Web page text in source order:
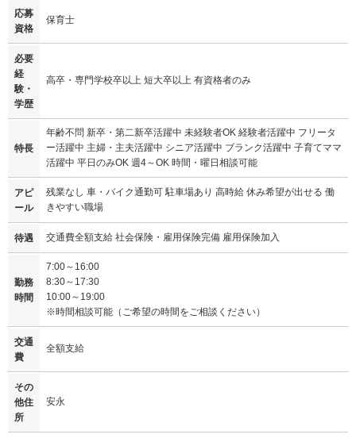
応募
資格
保育士
必要
経
験・
学歴
高卒・専門学校卒以上 短大卒以上 有資格者のみ
特長
年齢不問 新卒・第二新卒活躍中 未経験者OK 経験者活躍中 フリータ
ー活躍中 主婦・主夫活躍中 シニア活躍中 ブランク活躍中 子育てママ
活躍中 平日のみOK 週4～OK 時間・曜日相談可能
アピ
ール
残業なし 車・バイク通勤可 駐車場あり 高時給 休み希望が出せる 働
きやすい職場
待遇 交通費全額支給 社会保険・雇用保険完備 雇用保険加入
勤務
時間
7:00～16:00
8:30～17:30
10:00～19:00
※時間相談可能（ご希望の時間をご相談ください）
交通
費
全額支給
その
他住
所
安永